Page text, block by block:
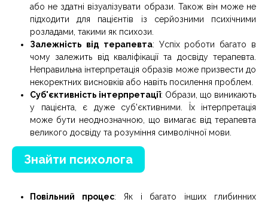
або не здатні візуалізувати образи. Також він може не
підходити для пацієнтів із серйозними психічними
розладами, такими як психози.
Залежність від терапевта: Успіх роботи багато в
чому залежить від кваліфікації та досвіду терапевта.
Неправильна інтерпретація образів може призвести до
некоректних висновків або навіть посилення проблем.
Суб'єктивність інтерпретації: Образи, що виникають
у пацієнта, є дуже суб'єктивними. Їх інтерпретація
може бути неоднозначною, що вимагає від терапевта
великого досвіду та розуміння символічної мови.
Знайти психолога
Повільний процес: Як і багато інших глибинних